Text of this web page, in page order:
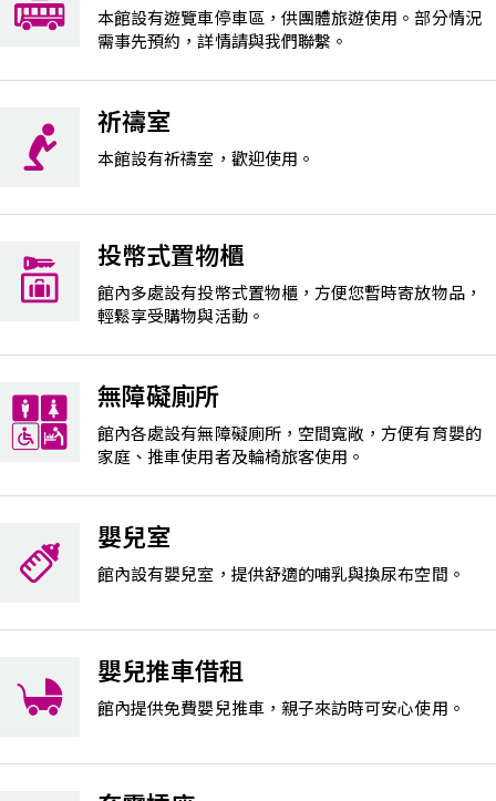
本館設有遊覽車停車區，供團體旅遊使用。部分情況
需事先預約，詳情請與我們聯繫。
祈禱室
本館設有祈禱室，歡迎使用。
投幣式置物櫃
館內多處設有投幣式置物櫃，方便您暫時寄放物品，
輕鬆享受購物與活動。
無障礙廁所
館內各處設有無障礙廁所，空間寬敞，方便有育嬰的
家庭、推車使用者及輪椅旅客使用。
嬰兒室
館內設有嬰兒室，提供舒適的哺乳與換尿布空間。
嬰兒推車借租
館內提供免費嬰兒推車，親子來訪時可安心使用。